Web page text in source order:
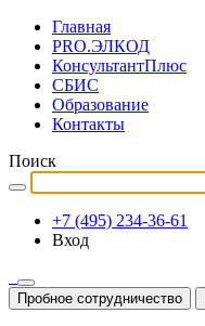
Главная
PRO.ЭЛКОД
КонсультантПлюс
СБИС
Образование
Контакты
Поиск
+7 (495) 234-36-61
Вход
Пробное сотрудничество